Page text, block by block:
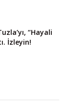
“Hayali
İzleyin!